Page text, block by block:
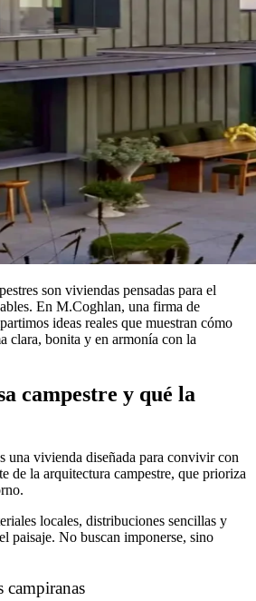
son viviendas pensadas para el
En M.Coghlan, una firma de
ideas reales que muestran cómo
clara, bonita y en armonía con la
campestre y qué la
una vivienda diseñada para convivir con
de la arquitectura campestre, que prioriza
locales, distribuciones sencillas y
paisaje. No buscan imponerse, sino
campiranas